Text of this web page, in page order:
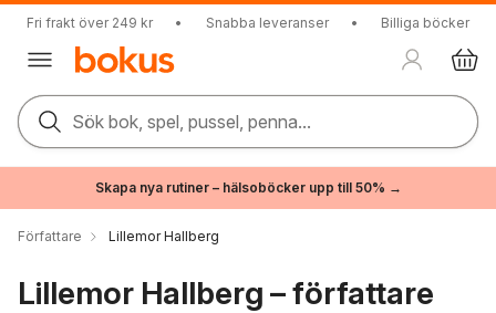
Fri frakt över 249 kr • Snabba leveranser • Billiga böcker
Sök bok, spel, pussel, penna...
Skapa nya rutiner – hälsoböcker upp till 50% →
Författare Lillemor Hallberg
Lillemor Hallberg – författare